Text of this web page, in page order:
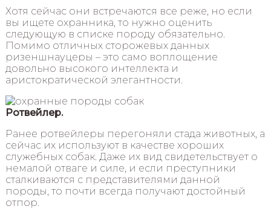
Хотя сейчас они встречаются все реже, но если
вы ищете охранника, то нужно оценить
следующую в списке породу обязательно.
Помимо отличных сторожевых данных
ризеншнауцеры – это само воплощение
довольно высокого интеллекта и
аристократической элегантности.
Ротвейлер.
Ранее ротвейлеры перегоняли стада животных, а
сейчас их используют в качестве хороших
служебных собак. Даже их вид свидетельствует о
немалой отваге и силе, и если преступники
сталкиваются с представителями данной
породы, то почти всегда получают достойный
отпор.